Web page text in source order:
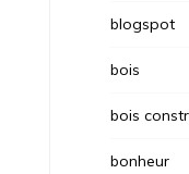
blogspot
bois
bois
bonheur